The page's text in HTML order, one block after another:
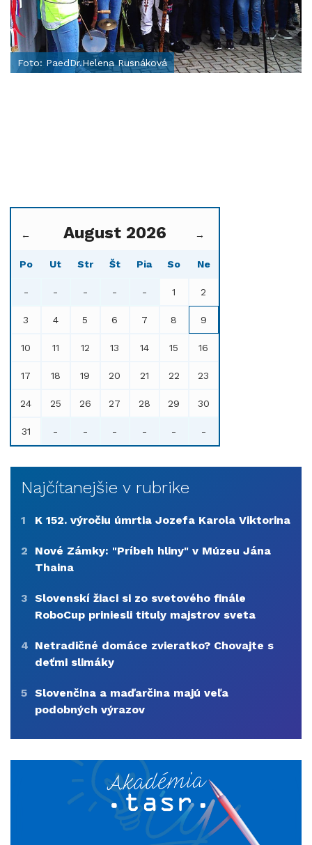
Foto: PaedDr.Helena Rusnáková
← August 2026 →
Po Ut Str Št Pia So Ne
- - - - - 1 2
3 4 5 6 7 8 9
10 11 12 13 14 15 16
17 18 19 20 21 22 23
24 25 26 27 28 29 30
31 - - - - - -
Najčítanejšie v rubrike
1 K 152. výročiu úmrtia Jozefa Karola Viktorina
2
Nové Zámky: "Príbeh hliny" v Múzeu Jána
Thaina
3 Slovenskí žiaci si zo svetového finále
RoboCup priniesli tituly majstrov sveta
4 Netradičné domáce zvieratko? Chovajte s
deťmi slimáky
5 Slovenčina a maďarčina majú veľa
podobných výrazov